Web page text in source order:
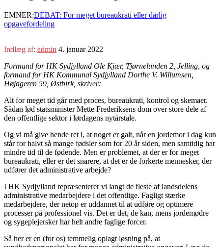
EMNER:DEBAT: For meget bureaukrati eller dårlig
opgavefordeling
Indlæg af: admin 4. januar 2022
Formand for HK Sydjylland Ole Kjær, Tjørnelunden 2, Jelling, og
formand for HK Kommunal Sydjylland Dorthe V. Willumsen,
Højageren 59, Østbirk, skriver:
Alt for meget tid går med proces, bureaukrati, kontrol og skemaer.
Sådan lød statsminister Mette Frederiksens dom over store dele af
den offentlige sektor i lørdagens nytårstale.
Og vi må give hende ret i, at noget er galt, når en jordemor i dag kun
står for halvt så mange fødsler som for 20 år siden, men samtidig har
mindre tid til de fødende. Men er problemet, at der er for meget
bureaukrati, eller er det snarere, at det er de forkerte mennesker, der
udfører det administrative arbejde?
I HK Sydjylland repræsenterer vi langt de fleste af landsdelens
administrative medarbejdere i det offentlige. Fagligt stærke
medarbejdere, der netop er uddannet til at udføre og optimere
processer på professionel vis. Det er det, de kan, mens jordemødre
og sygeplejersker har helt andre faglige forcer.
Så her er en (for os) temmelig oplagt løsning på, at